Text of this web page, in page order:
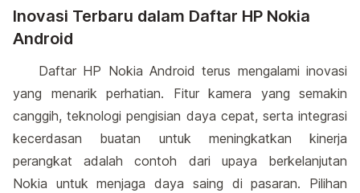
Inovasi Terbaru dalam Daftar HP Nokia
Android
Daftar HP Nokia Android terus mengalami inovasi
yang menarik perhatian. Fitur kamera yang semakin
canggih, teknologi pengisian daya cepat, serta integrasi
kecerdasan buatan untuk meningkatkan kinerja
perangkat adalah contoh dari upaya berkelanjutan
Nokia untuk menjaga daya saing di pasaran. Pilihan